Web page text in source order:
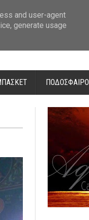
ΠΟΔΟΣΦΑΙΡΟ
and user-agent
generate usage